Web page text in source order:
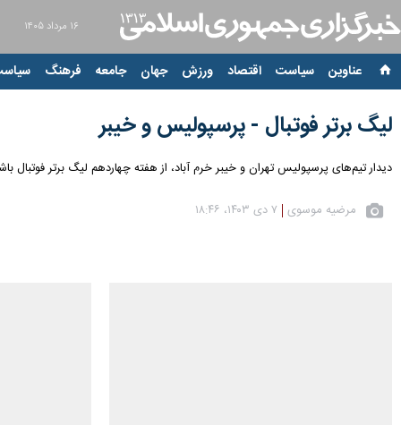
۱۶ مرداد ۱۴۰۵
عناوین‌ سیاست اقتصاد ورزش جهان جامعه فرهنگ
لیگ برتر فوتبال - پرسپولیس و خیبر
دیدار تیم‌های پرسپولیس تهران و خیبر خرم آباد، از هفته چهاردهم لیگ برتر فوتبال باشگاه‌های کشور، عصر جمعه (۷ دی ۱۴۰۳) در ورزشگاه شهدای شهر قدس
مرضیه موسوی ۷ دی ۱۴۰۳، ۱۸:۴۶